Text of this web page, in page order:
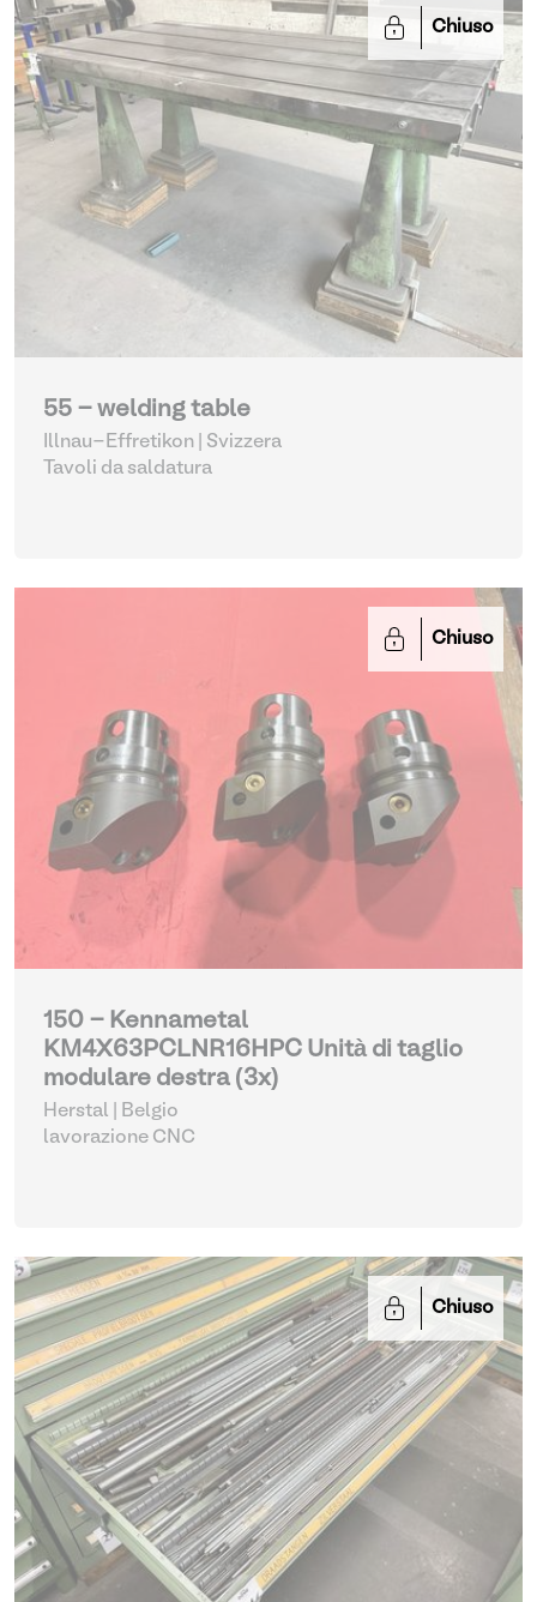
Chiuso
55 - welding table
Illnau-Effretikon | Svizzera
Tavoli da saldatura
Chiuso
150 - Kennametal
KM4X63PCLNR16HPC Unità di taglio
modulare destra (3x)
Herstal | Belgio
lavorazione CNC
Chiuso